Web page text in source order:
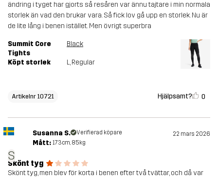
ändring i tyget har gjorts så resåren var ännu tajtare i min normala
storlek än vad den brukar vara. Så fick lov gå upp en storlek. Nu är
de lite lång i benen istället. Men övrigt superbra
Summit Core
Tights
Black
Köpt storlek L, Regular
Artikelnr 10721 Hjälpsamt? 0
S
Susanna S. Verifierad köpare 22 mars 2026
Mått: 173cm, 85kg
Skönt tyg
Skönt tyg, men blev för korta i benen efter två tvättar, och då var